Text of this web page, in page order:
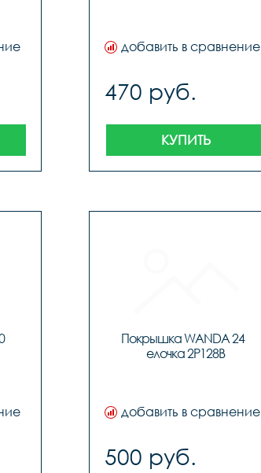
добавить в сравнение
470 руб.
КУПИТЬ
Покрышка WANDA 24
елочка 2P128B
добавить в сравнение
500 руб.